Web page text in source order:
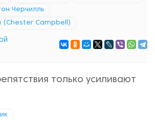
Черчилль
(Chester Campbell)
только усиливают